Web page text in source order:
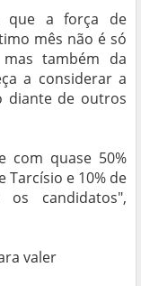
que a força de
mês não é só
também da
a considerar a
diante de outros
com quase 50%
Tarcísio e 10% de
candidatos",
valer